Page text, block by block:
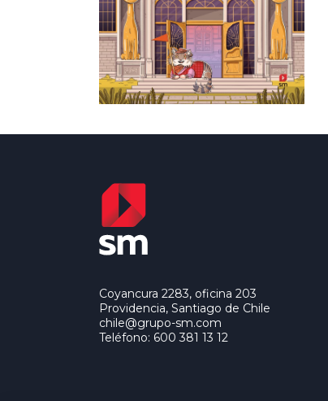
Coyancura 2283, oficina 203
Providencia, Santiago de Chile
chile@grupo-sm.com
Teléfono: 600 381 13 12